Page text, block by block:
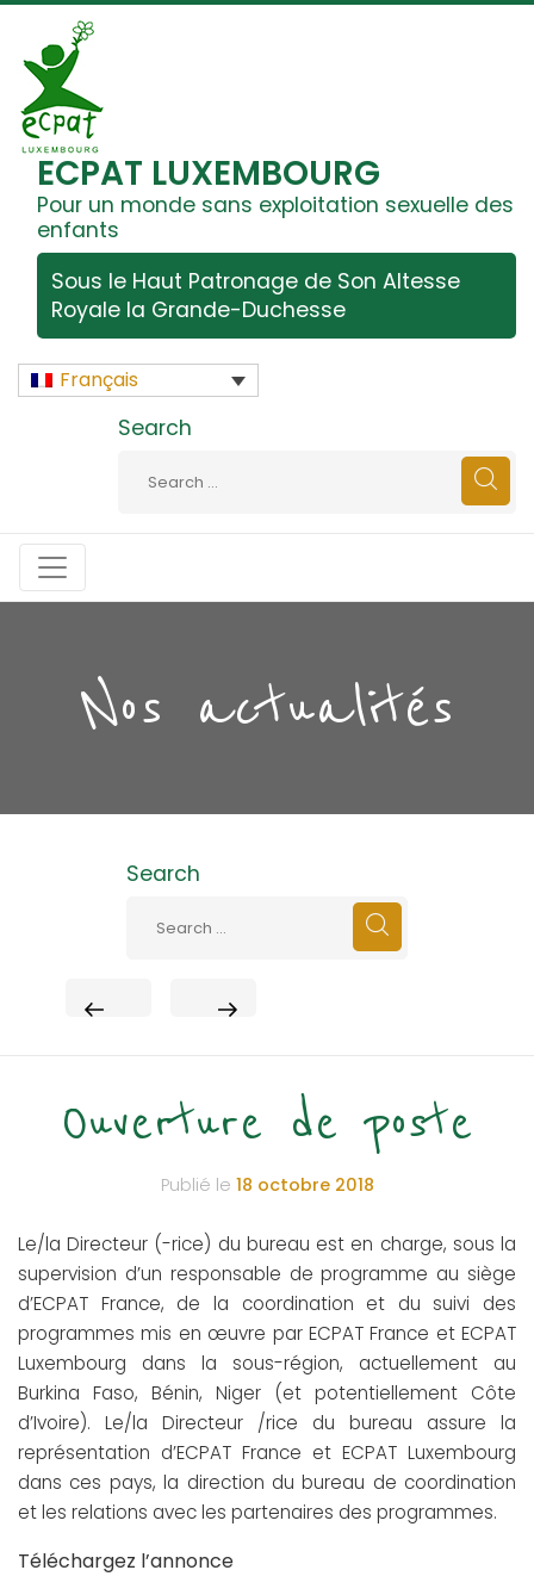
ECPAT LUXEMBOURG
Pour un monde sans exploitation sexuelle des
enfants
Sous le Haut Patronage de Son Altesse
Royale la Grande-Duchesse
Français
Search
Nos actualités
Search
NEXT
Ouverture de poste
Publié le 18 octobre 2018
Le/la Directeur (-rice) du bureau est en charge, sous la
supervision d’un responsable de programme au siège
d’ECPAT France, de la coordination et du suivi des
programmes mis en œuvre par ECPAT France et ECPAT
Luxembourg dans la sous-région, actuellement au
Burkina Faso, Bénin, Niger (et potentiellement Côte
d’Ivoire). Le/la Directeur /rice du bureau assure la
représentation d’ECPAT France et ECPAT Luxembourg
dans ces pays, la direction du bureau de coordination
et les relations avec les partenaires des programmes.
Téléchargez l’annonce